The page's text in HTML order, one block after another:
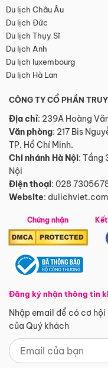
Du lịch Châu Âu
Du lịch Đức
Du lịch Thụy Sĩ
Du lịch Anh
Du lịch luxembourg
Du lịch Hà Lan
CÔNG TY CỔ PHẦN
Địa chỉ: 239A Hoàng
Văn phòng: 217 Bis
TP. Hồ Chí Minh.
Chi nhánh Hà Nội: Tầng
Nội
Điện thoại: 028
Website:
Chứng nhận
Đăng ký nhận thông tin
Nhập email để có cơ
của Quý khách